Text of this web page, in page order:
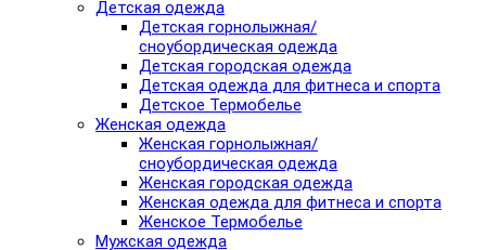
Детская одежда
Детская горнолыжная/
сноубордическая одежда
Детская городская одежда
Детская одежда для фитнеса и спорта
Детское Термобелье
Женская одежда
Женская горнолыжная/
сноубордическая одежда
Женская городская одежда
Женская одежда для фитнеса и спорта
Женское Термобелье
Мужская одежда